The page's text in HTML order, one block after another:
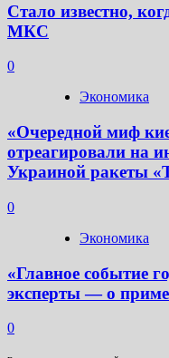
Стало известно,
МКС
0
Экономика
«Очередной миф
отреагировали на
Украиной ракеты
0
Экономика
«Главное событие
эксперты — о
0